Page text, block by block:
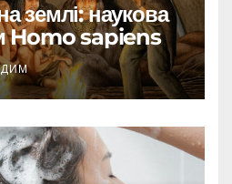
землі: наукова
Homo sapiens